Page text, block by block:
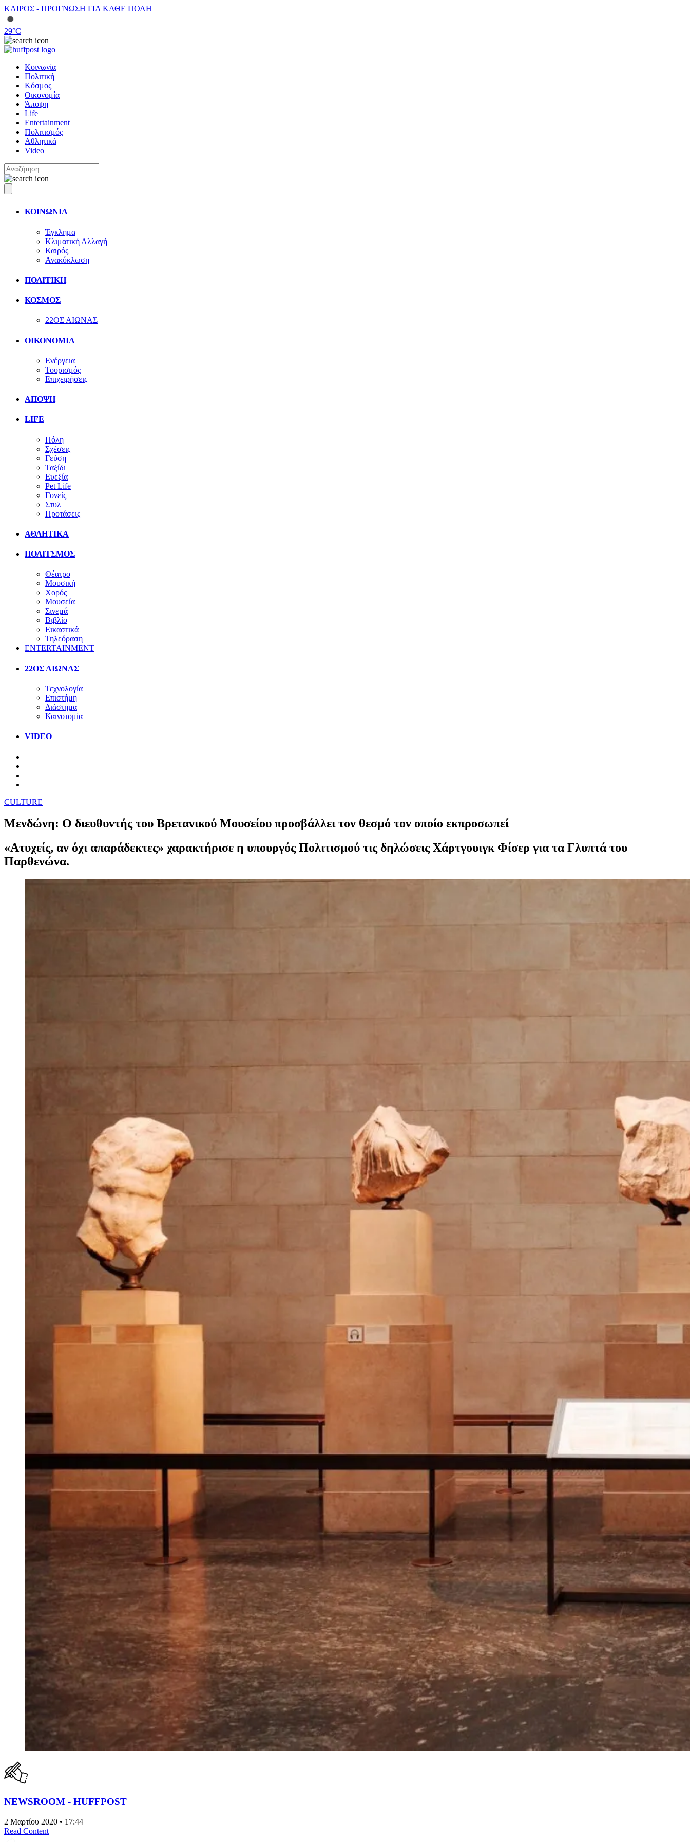
ΚΑΙΡΟΣ - ΠΡΟΓΝΩΣΗ ΓΙΑ ΚΑΘΕ ΠΟΛΗ
29°C
Κοινωνία
Πολιτική
Κόσμος
Οικονομία
Άποψη
Life
Entertainment
Πολιτισμός
Αθλητικά
Video
ΚΟΙΝΩΝΙΑ
Έγκλημα
Κλιματική Αλλαγή
Καιρός
Ανακύκλωση
ΠΟΛΙΤΙΚΗ
ΚΟΣΜΟΣ
22ΟΣ ΑΙΩΝΑΣ
ΟΙΚΟΝΟΜΙΑ
Ενέργεια
Τουρισμός
Επιχειρήσεις
ΑΠΟΨΗ
LIFE
Πόλη
Σχέσεις
Γεύση
Ταξίδι
Ευεξία
Pet Life
Γονείς
Στυλ
Προτάσεις
ΑΘΛΗΤΙΚΑ
ΠΟΛΙΤΣΜΟΣ
Θέατρο
Μουσική
Χορός
Μουσεία
Σινεμά
Βιβλίο
Εικαστικά
Τηλεόραση
ENTERTAINMENT
22ΟΣ ΑΙΩΝΑΣ
Τεχνολογία
Επιστήμη
Διάστημα
Καινοτομία
VIDEO
CULTURE
Μενδώνη: Ο διευθυντής του Βρετανικού Μουσείου προσβάλλει τον θεσμό τον οποίο εκπροσωπεί
«Ατυχείς, αν όχι απαράδεκτες» χαρακτήρισε η υπουργός Πολιτισμού τις δηλώσεις Χάρτγουιγκ Φίσερ για τα Γλυπτά του
Παρθενώνα.
NEWSROOM - HUFFPOST
2 Μαρτίου 2020 • 17:44
Read Content